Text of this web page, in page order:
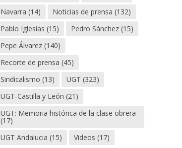
Navarra (14) Noticias de prensa (132)
Pablo Iglesias (15) Pedro Sánchez (15)
Pepe Álvarez (140)
Recorte de prensa (45)
Sindicalismo (13) UGT (323)
UGT-Castilla y León (21)
UGT: Memoria histórica de la clase obrera
(17)
UGT Andalucia (15) Videos (17)